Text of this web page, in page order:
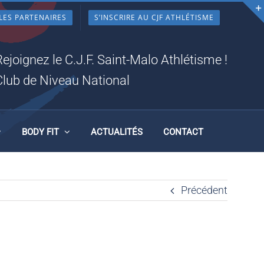
LES PARTENAIRES S’INSCRIRE AU CJF ATHLÉTISME
le C.J.F. Saint-Malo Athlétisme !
de Niveau National
BODY FIT ACTUALITÉS CONTACT
Précédent